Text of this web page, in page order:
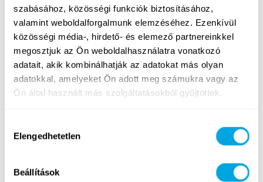
szabásához, közösségi funkciók biztosításához,
valamint weboldalforgalmunk elemzéséhez. Ezenkívül
közösségi média-, hirdető- és elemező partnereinkkel
megosztjuk az Ön weboldalhasználatra vonatkozó
adatait, akik kombinálhatják az adatokat más olyan
adatokkal, amelyeket Ön adott meg számukra vagy az
Ön által használt más szolgáltatásokból gyűjtöttek.
kiválasztása
Elengedhetetlen
Beállítások